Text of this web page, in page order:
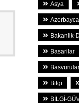
Asya
Bakanlik-
Basarilar
Basvurular
Bilgi
BİLGİ-